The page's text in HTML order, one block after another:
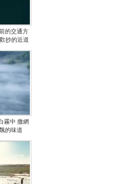
的交通方
抄的近道
霧中 撒網
的味道